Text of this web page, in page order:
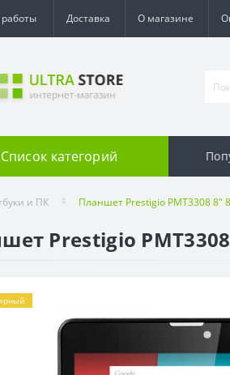
Доставка О магазине
Список категорий
и ПК Планшет Prestigio PMT3308 8"
Prestigio